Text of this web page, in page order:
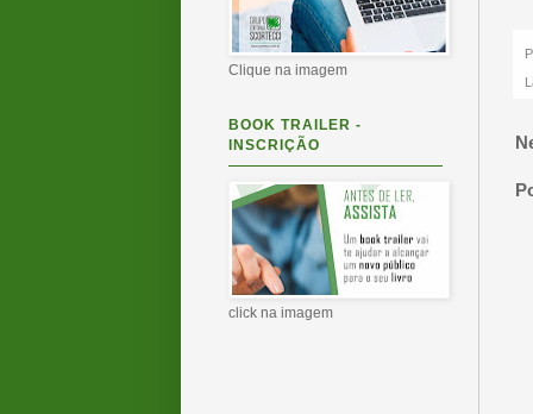
Clique na imagem
BOOK TRAILER -
INSCRIÇÃO
click na imagem